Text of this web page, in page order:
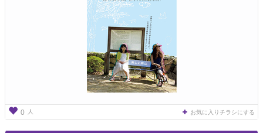
0 人 お気に入りチラシにする